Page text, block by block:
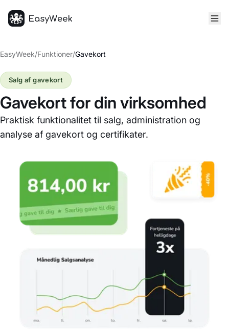
EasyWeek/Funktioner/Gavekort
Gavekort for din virksomhed
Praktisk funktionalitet til salg, administration og
analyse af gavekort og certifikater.
Salg af gavekort